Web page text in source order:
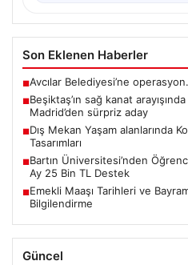
Son Eklenen Haberler
■Avcılar Belediyesi’ne
■Beşiktaş’ın sağ kanat
Madrid’den sürpriz aday
■Dış Mekan Yaşam alanlarında
Tasarımları
■Bartın Üniversitesi’nden
Ay 25 Bin TL Destek
■Emekli Maaşı Tarihleri ve
Bilgilendirme
Güncel